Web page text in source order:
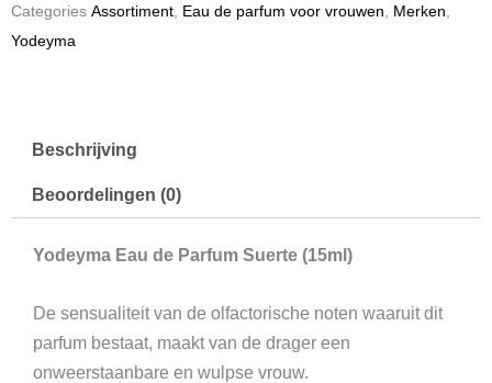
hoeveelheid
Categories Assortiment, Eau de parfum voor vrouwen, Merken,
Yodeyma
Beschrijving
Beoordelingen (0)
Yodeyma Eau de Parfum Suerte (15ml)
De sensualiteit van de olfactorische noten waaruit dit
parfum bestaat, maakt van de drager een
onweerstaanbare en wulpse vrouw.